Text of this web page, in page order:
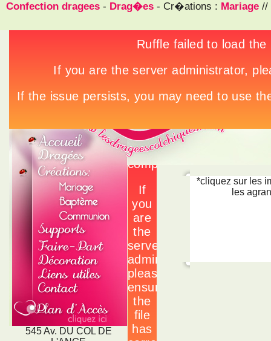
Confection dragees - Drag�es - Cr�ations : Mariage //
545 Av. DU COL DE
*cliquez sur les
les